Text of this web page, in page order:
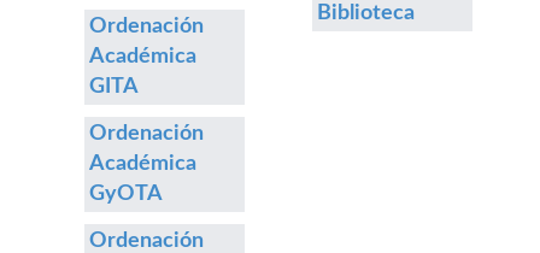
Ordenación
Académica
GITA
Ordenación
Académica
GyOTA
Ordenación
Biblioteca